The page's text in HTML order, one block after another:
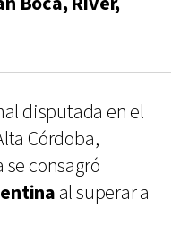
disputada en el
Córdoba,
consagró
al superar a